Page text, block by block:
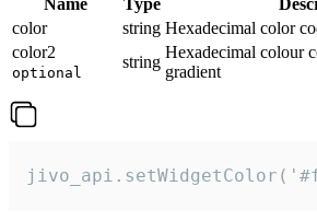
Name Type
color
string Hexadecimal color
color2
optional
string
Hexadecimal colour
gradient